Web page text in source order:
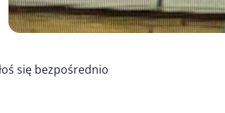
się bezpośrednio